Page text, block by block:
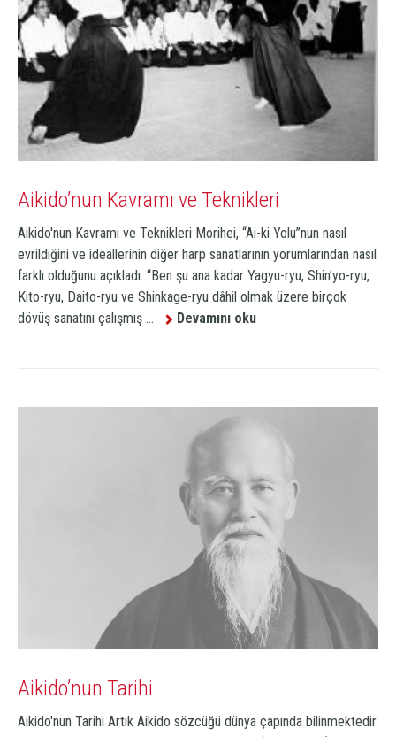
Aikido’nun Kavramı ve Teknikleri
Aikido'nun Kavramı ve Teknikleri Morihei, “Ai-ki Yolu”nun nasıl
evrildiğini ve ideallerinin diğer harp sanatlarının yorumlarından nasıl
farklı olduğunu açıkladı. “Ben şu ana kadar Yagyu-ryu, Shin’yo-ryu,
Kito-ryu, Daito-ryu ve Shinkage-ryu dâhil olmak üzere birçok
dövüş sanatını çalışmış ...
Devamını oku
Aikido’nun Tarihi
Aikido'nun Tarihi Artık Aikido sözcüğü dünya çapında bilinmektedir.